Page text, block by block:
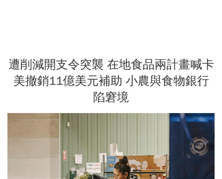
遭削減開支令突襲 在地食品兩計畫喊卡
美撤銷11億美元補助 小農與食物銀行
陷窘境